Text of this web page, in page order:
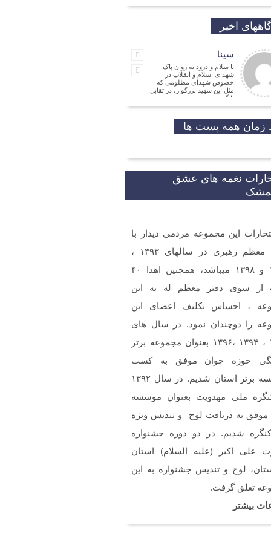
اخیر
سینا
با سلام و درود به روان پاک
شهدای اسلام و انقلاب در
خصوص شهدای مظلومی که
مثل این شهید بزرگوار، در تقابل
با گروه
جمالی نسب
موفق باشید و تندرست
مهدی شریفی
که جوانانی مثه شما
مدیر
ارادت. بله از طریق خط
شما در شبکه های مجازی
گردید.
نباشین فایل صوتی
سرود حجاب فاطمی رو
.(دختران بهشتی)
همه پست ها
نغمه های عشق
این مجموعه مردمی دیدار با
مقام معظم رهبری در سالهای ۱۳۹۳ ،
۱۳۹۷ و ۱۳۹۸ میباشد، همچنین اهدا ۴۰
از سوی دفتر معظم له به این
، احساس تکلیف اعضای این
را دوچندان نمود. در سال های
۱۳۹۲ ، ۱۳۹۴ ،۱۳۹۶ بعنوان مجموعه برتر
حوزه جوان موفق به کسب
موسسه برتر استان شدیم. در سال ۱۳۹۲
ملی مهدویت بعنوان موسسه
موفق به دریافت لوح و تندیس ویژه
شدیم. در دو دوره جشنواره
علی اکبر (علیه السلام) استان
لوح و تندیس جشنواره به این
تعلق گرفت.
بیشتر